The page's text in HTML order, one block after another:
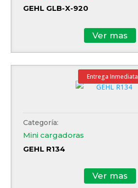
GEHL GLB-X-920
Ver mas
Entrega Inmediata
Categoría:
Mini cargadoras
GEHL R134
Ver mas